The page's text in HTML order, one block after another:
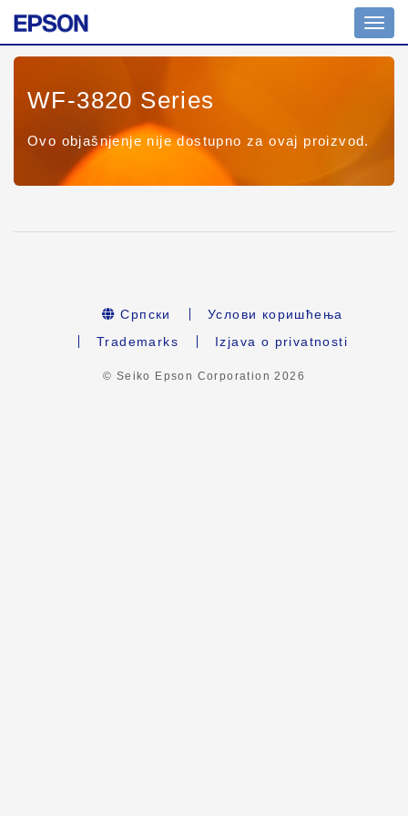
WF-3820 Series
Ovo objašnjenje nije dostupno za ovaj proizvod.
Српски
Услови коришћења
Trademarks
Izjava o privatnosti
© Seiko Epson Corporation2026